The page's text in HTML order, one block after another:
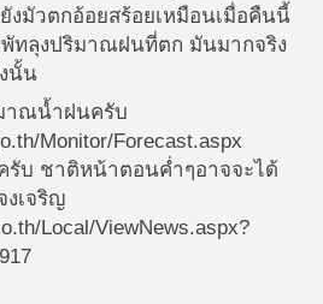
งมัวตกอ้อยสร้อยเหมือนเมื่อคืนนี้
พัทลุงปริมาณฝนที่ตก มันมากจริง
นั้น
น้ำฝนครับ
Monitor/Forecast.aspx
บ ชาติหน้าตอนค่ำๆอาจจะได้
งเจริญ
Local/ViewNews.aspx?